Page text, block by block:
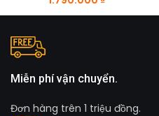
Miễn phí vận chuyển.
Đơn hàng trên 1 triệu đồng.